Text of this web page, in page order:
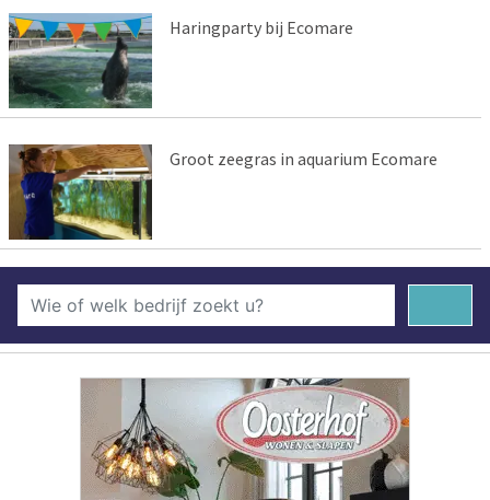
Haringparty bij Ecomare
Groot zeegras in aquarium Ecomare